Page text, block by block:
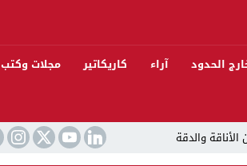
الحدود آراء كاريكاتير مجلات وكتب